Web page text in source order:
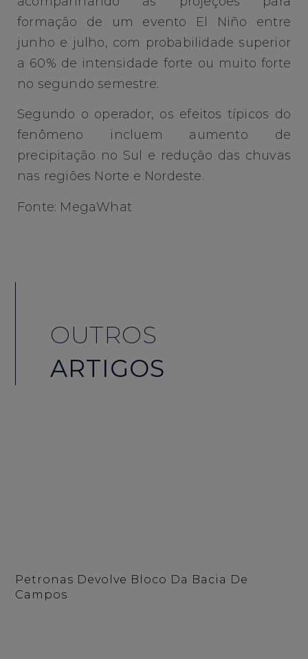
formação de um evento El Niño entre
junho e julho, com probabilidade superior
a 60% de intensidade forte ou muito forte
no segundo semestre.
Segundo o operador, os efeitos típicos do
fenômeno incluem aumento de
precipitação no Sul e redução das chuvas
nas regiões Norte e Nordeste.
Fonte: MegaWhat
OUTROS
ARTIGOS
Petronas Devolve Bloco Da Bacia De
Campos